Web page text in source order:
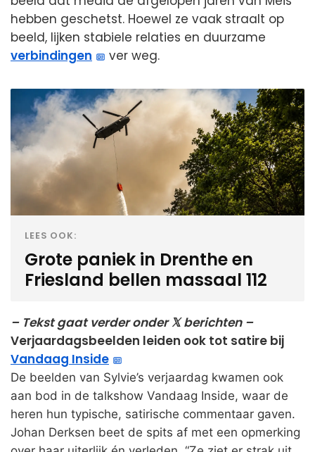
hebben geschetst. Hoewel ze vaak straalt op
beeld, lijken stabiele relaties en duurzame
verbindingen
ver weg.
LEES OOK:
Grote paniek in Drenthe en
Friesland bellen massaal 112
– Tekst gaat verder onder 𝕏 berichten –
Verjaardagsbeelden leiden ook tot satire bij
Vandaag Inside
De beelden van Sylvie’s verjaardag kwamen ook
aan bod in de talkshow Vandaag Inside, waar de
heren hun typische, satirische commentaar gaven.
Johan Derksen beet de spits af met een opmerking